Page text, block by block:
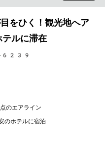
をひく！観光地へア
ルに滞在
6239
のエアライン
のホテルに宿泊